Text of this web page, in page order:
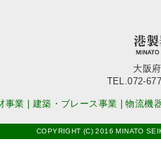
大阪
TEL.072-
事業 建築・ブレース事業 |物流機
COPYRIGHT (C) 2016 MINATO